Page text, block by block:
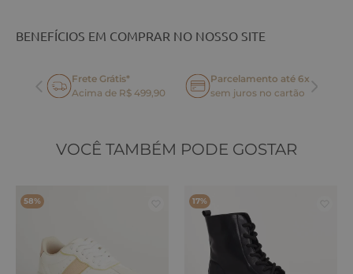
BENEFÍCIOS EM COMPRAR NO NOSSO SITE
Frete Grátis*
Acima de R$ 499,90
Parcelamento até 6x
sem juros no cartão
VOCÊ TAMBÉM PODE GOSTAR
58% 17%